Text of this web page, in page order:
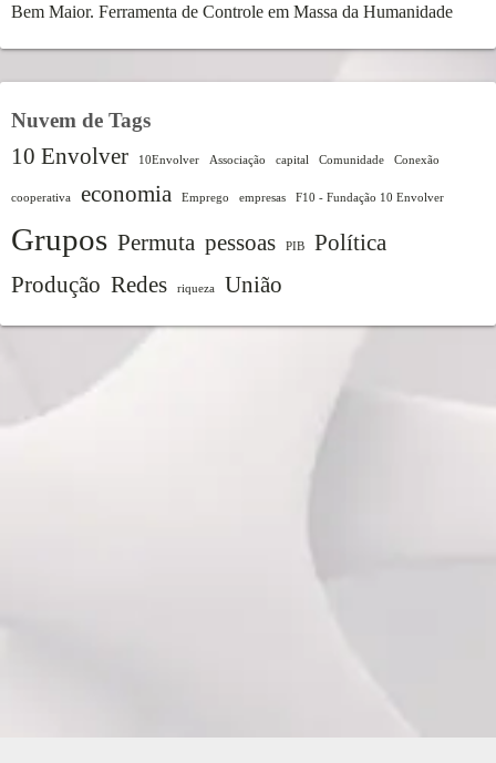
Bem Maior. Ferramenta de Controle em Massa da Humanidade
Nuvem de Tags
10 Envolver 10Envolver Associação capital Comunidade Conexão
cooperativa economia Emprego empresas F10 - Fundação 10 Envolver
Grupos Permuta pessoas PIB
Política
Produção Redes riqueza União